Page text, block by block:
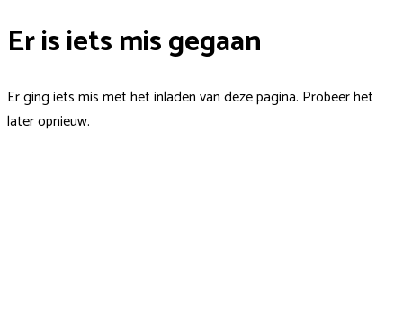
Er is iets mis gegaan
Er ging iets mis met het inladen van deze pagina. Probeer het
later opnieuw.